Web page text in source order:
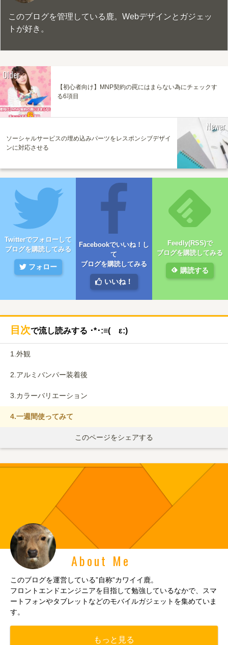
このブログを管理している鹿。Webデザインとガジェッ
トが好き。
Older
【初心者向け】MNP契約の罠にはまらない為にチェックす
る6項目
ソーシャルサービスの埋め込みパーツをレスポンシブデザイ
ンに対応させる
Newer
Twitterでフォローして
ブログを購読してみる
フォロー
Facebookでいいね！し
て
ブログを購読してみる
いいね！
Feedly(RSS)で
ブログを購読してみる
購読する
About Me
このブログを運営している”自称”カワイイ鹿。
フロントエンドエンジニアを目指して勉強しているなかで、スマ
ートフォンやタブレットなどのモバイルガジェットを集めていま
す。
もっと見る
目次で流し読みする ･*･:≡( ε:)
1.外観
2.アルミバンパー装着後
3.カラーバリエーション
4.一週間使ってみて
このページをシェアする